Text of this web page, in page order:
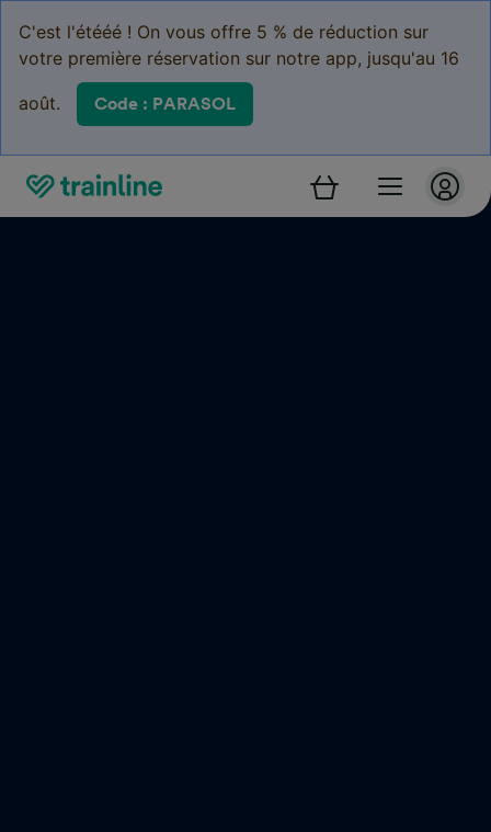
C'est l'étééé ! On vous offre 5 % de réduction sur
votre première réservation sur notre app, jusqu'au 16
août. Code : PARASOL